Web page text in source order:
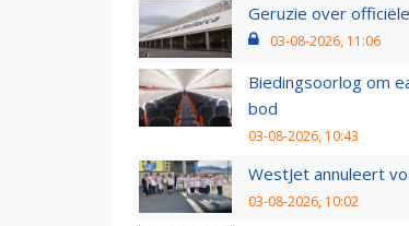
Geruzie over
03-08-2026, 11:06
Biedingsoorlog om
bod
03-08-2026, 10:43
WestJet annuleert
03-08-2026, 10:02